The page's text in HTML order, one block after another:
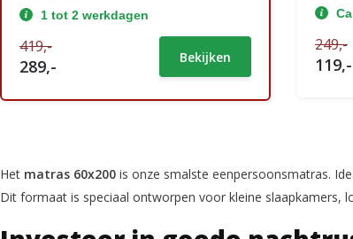
1 tot 2 werkdagen
419,-
289,- Bekijken
249,-
119,-
Het matras 60x200is onze smalste eenpersoonsmatras.
Dit formaat is speciaal ontworpen voor kleine slaapkamers,